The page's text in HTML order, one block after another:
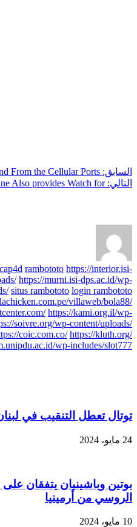
السابق:
التالي: Exclusive Casino On line Also provides Watch for
rambototo https://interior.isi-
https://murni.isi-dps.ac.id/wp-
situs rambototo login rambototo
villaweb/bola88/
https://kami.org.il/wp-
soivre.org/wp-content/uploads/
coic.com.co/ https://kluth.org/
wp-includes/slot777/
توتال تعطل التنقيب في
24 مايو، 2024
بوتين وباشينيان يتفقان
الروسي من أرمينيا
10 مايو، 2024